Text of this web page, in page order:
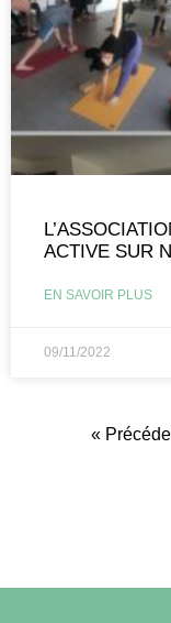
ACTIVE SUR
EN SAVOIR PLUS
09/11/2022
«